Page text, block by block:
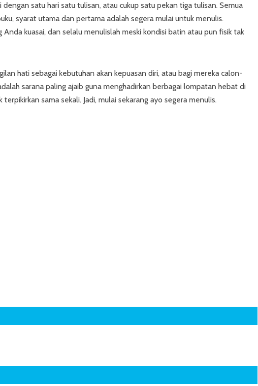
satu hari satu tulisan, atau cukup satu pekan tiga tulisan. Semua
syarat utama dan pertama adalah segera mulai untuk menulis.
kuasai, dan selalu menulislah meski kondisi batin atau pun fisik tak
hati sebagai kebutuhan akan kepuasan diri, atau bagi mereka calon-
sarana paling ajaib guna menghadirkan berbagai lompatan hebat di
sama sekali. Jadi, mulai sekarang ayo segera menulis.